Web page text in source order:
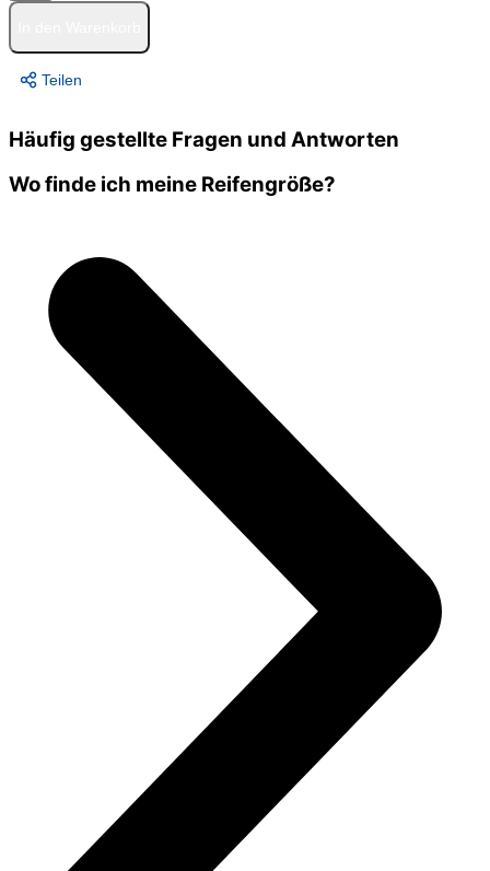
Teilen
Häufig gestellte Fragen und Antworten
Wo finde ich meine Reifengröße?